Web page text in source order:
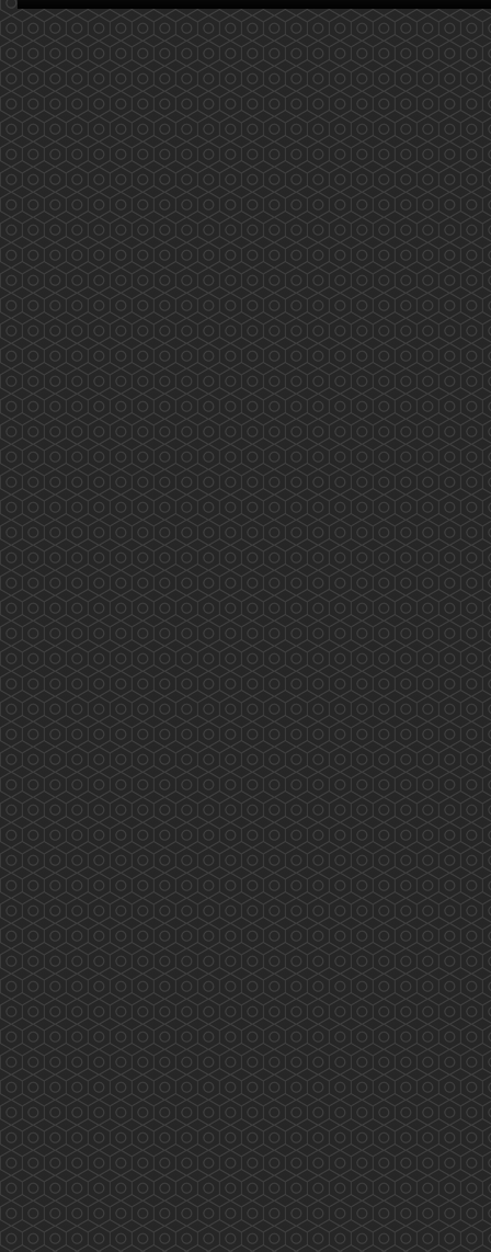
(2020.02.14)
2019新型冠狀病毒(COVID-19): 量度體溫篇 更新
日期:2020年2月14日 近期大家可能對自己的體温
特別注意，以下提供了一些大家需要注意的事
項，供大家參考。 温度計的種類： 1. 水銀或
酒精玻璃溫度計 原理是透過水銀或酒精的熱膨脹
測量口腔、直腸或腋下體溫。由於洩漏水銀會對
環境和人體有害，所以應盡量...
More
2019新型冠狀病毒(COVID-19)，藥劑師如何建
議? (2020.02.12 更新)
2019新型冠狀病毒(COVID-19)，藥劑師如何建
議? 更新日期: 2020年2月12日 ...
More
香港電台「藥問藥劑師」(2019.12.31更新)
香港電台「新紫荊廣場」與香港藥學會一起製作
的新環節——「藥問藥劑師」 2019/12/31 第二
十集(按下連結進入重溫網址) 主題: 吸煙飲酒不有
型 個人簡介: 龐愛蘭藥劑師是香港藥學會會長。
...
More
香港藥學會疫苗注射外展工作 (2019.11.29)
香港藥學會疫苗注射外展工作 香港藥學會成員
完成學會舉辦的「疫苗注射訓練課程及實踐」計
劃後，正式參與了衛生署疫苗資助計劃。由課
程、實習、外展疫苗注射等都已完滿完成。我們
很高興已有十二位香港藥學會的藥劑師完全掌握
疫苗注射的技巧、熟悉流程及處理危機的方法。
香港藥學會的藥劑師已完成超過600個疫苗注射
工作。 本會的藥劑師曾參與美國、英國及本會
的疫...
More
Understanding the Electronic Health Record
Sharing System- New Milestone New Horizon
(2019.09.13)
...
More
與社區藥劑師交流(2019.09.10)
2019/09/10 有幸與荃灣區工作的社區藥劑師交流
及分享...
More
深水埗/黃大仙地區康健中心諮詢會(2019.09.12)
2019/09/12 深水埗/黃大仙地區康健中心諮詢會
藥劑師的工作範圍： 藥物管理、疾病檢測、健康
教育及宣傳等...
More
《與局長有約》(2019.08.28)
2019/08/28 香港藥學會 香港藥學會慈善基金
《與局長有約》 真誠溝通 心繋市民 為你發聲
藥師訴求 業界自強 香港藥學會代表與食物及
衛生局局長陳肇始教授及副局長徐德義醫生於
2019年8月28日會議的討論重點如下: &nbs...
More
西貢翠塘花園及對面海村藥物諮詢服務
(2019.08.03)
2019/08/03 香港藥學會PSHK 香港藥學會慈善基
金PSCF 藥劑師與您 攜手保安康 專業展關懷 服
務人為本 PSHK mission to serve the public
professionally 兩位香港藥學會藥劑師 Tiana 及
Kathleen (統籌）為西貢翠塘花園及對面海村長者
作藥物諮詢及管理的專業服務 eMTM Medication
...
More